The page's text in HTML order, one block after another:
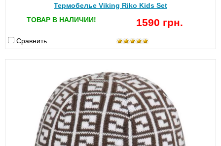
Термобелье Viking Riko Kids Set
ТОВАР В НАЛИЧИИ!
1590 грн.
Сравнить